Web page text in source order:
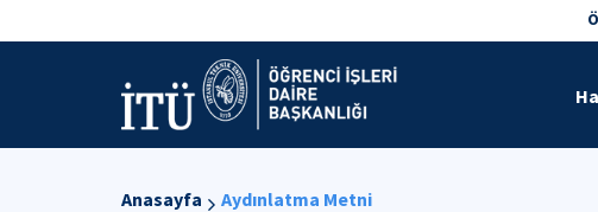
Anasayfa Aydınlatma Metni